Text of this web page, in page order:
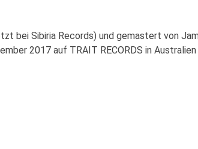
bei Sibiria Records) und gemastert von
2017 auf TRAIT RECORDS in